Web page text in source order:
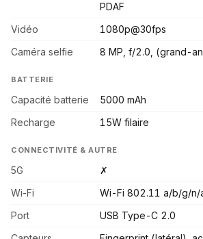
PDAF
Vidéo
1080p@30fps
Caméra selfie
8 MP, f/2.0, (grand-
BATTERIE
Capacité batterie
5000 mAh
Recharge
15W filaire
CONNECTIVITÉ & AUTRE
5G
✗
Wi-Fi
Wi-Fi 802.11 a/b/g/n/
Port
USB Type-C 2.0